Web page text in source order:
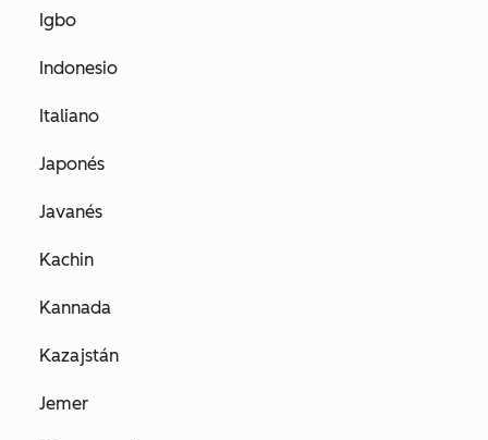
Igbo
Indonesio
Italiano
Japonés
Javanés
Kachin
Kannada
Kazajstán
Jemer